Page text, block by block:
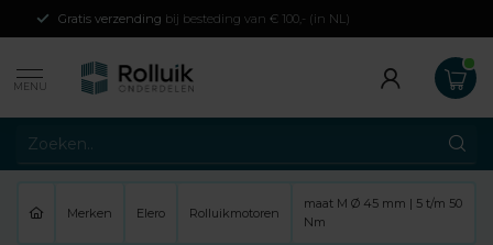
Gratis verzending bij besteding van € 100,- (in NL)
MENU
Merken Elero Rolluikmotoren
maat M Ø 45 mm | 5 t/m 50
Nm